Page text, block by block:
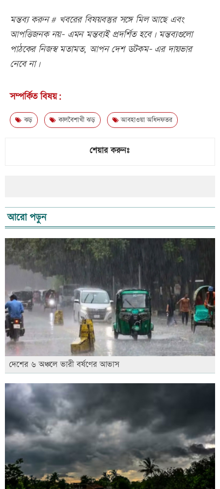
মন্তব্য করুন # খবরের বিষয়বস্তুর সঙ্গে মিল আছে এবং
আপত্তিজনক নয়- এমন মন্তব্যই প্রদর্শিত হবে। মন্তব্যগুলো
পাঠকের নিজস্ব মতামত, আপন দেশ ডটকম- এর দায়ভার
নেবে না।
সম্পর্কিত বিষয়:
ঝড় কালবৈশাখী ঝড় আবহাওয়া অধিদফতর
শেয়ার করুনঃ
আরো পড়ুন
দেশের ৬ অঞ্চলে ভারী বর্ষণের আভাস